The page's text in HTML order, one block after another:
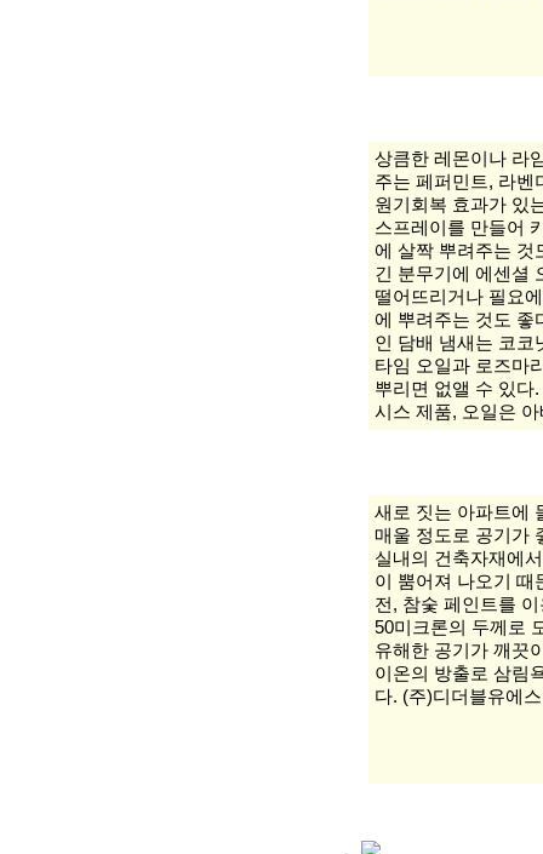
상큼한 레몬이나 라
주는 페퍼민트, 라벤
원기회복 효과가 있
스프레이를 만들어
에 살짝 뿌려주는 것
긴 분무기에 에센셜
떨어뜨리거나 필요
에 뿌려주는 것도 좋
인 담배 냄새는 코코
타임 오일과 로즈마
뿌리면 없앨 수 있다
시스 제품, 오일은
새로 짓는 아파트에
매울 정도로 공기가
실내의 건축자재에
이 뿜어져 나오기 때
전, 참숯 페인트를
50미크론의 두께로
유해한 공기가 깨끗
이온의 방출로 삼림
다. (주)디더블유에